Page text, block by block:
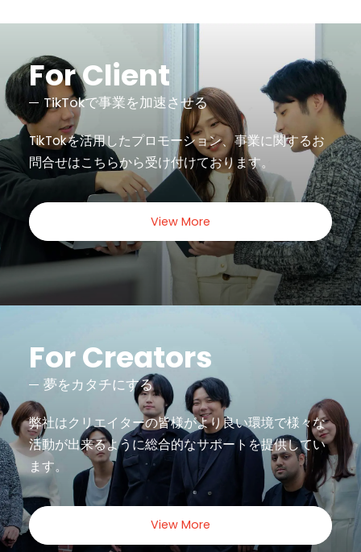
For Client
TikTokで事業を加速させる
TikTokを活用したプロモーション、事業に関するお
問合せはこちらから受け付けております。
View More
For Creators
夢をカタチにする
弊社はクリエイターの皆様がより良い環境で様々な
活動が出来るように総合的なサポートを提供してい
ます。
View More